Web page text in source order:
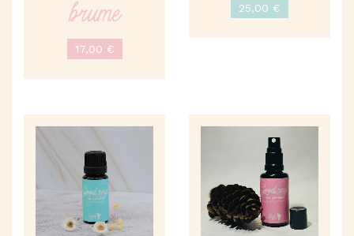
brume
17,00 €
25,00 €